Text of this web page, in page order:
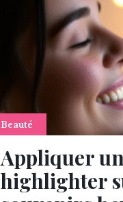
Beauté
Appliquer un
highlighter